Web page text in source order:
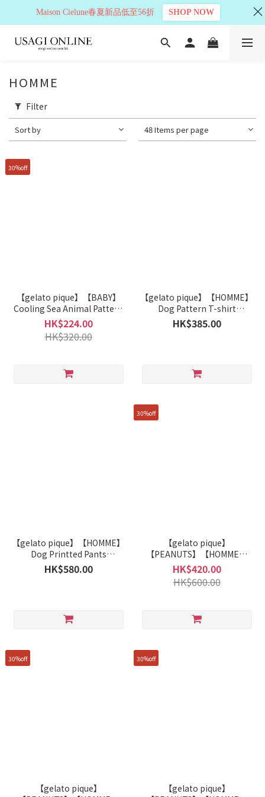
HOMME
Filter
Sort by 48 Items per page
30%off
【gelato pique】【BABY】
Cooling Sea Animal Pattern
T-shirt PBCT262449
HK$224.00
HK$320.00
【gelato pique】【HOMME】
Dog Pattern T-shirt
PMCT264969
HK$385.00
【gelato pique】【HOMME】
Dog Printted Pants
PMCP264970
HK$580.00
30%off
【gelato pique】
【PEANUTS】【HOMME】
Smoothie Jacquard Pullover
PMNT262955
HK$420.00
HK$600.00
30%off
【gelato pique】
30%off
【gelato pique】
Maison Cielune春夏新品低至56折 SHOP NOW